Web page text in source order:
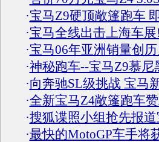
·宝马Z9硬顶敞篷跑车
·宝马全线出击上海车
·宝马06年亚洲销量创
·神秘跑车--宝马Z9慕尼
·向奔驰SL级挑战 宝马
·全新宝马Z4敞篷跑车
·搜狐谍照小组抢先报
·最快的MotoGP车手将